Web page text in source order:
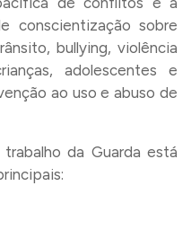
conscientização sobre
bullying, violência
adolescentes e
ao uso e abuso de
da Guarda está